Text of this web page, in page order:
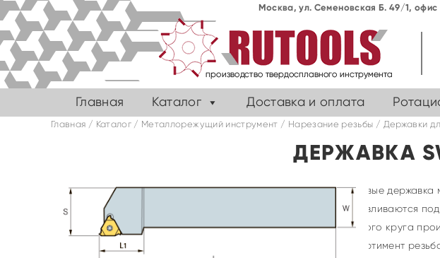
Москва, ул. Семеновская Б. 49/1, офис
Главная Каталог Доставка и оплата
Главная / Каталог/ Металлорежущий инструмент / Нарезание резьбы / Державки
ДЕРЖАВКА
Резьбовые державка
изготавливаются
широкого круга
* Ассортимент